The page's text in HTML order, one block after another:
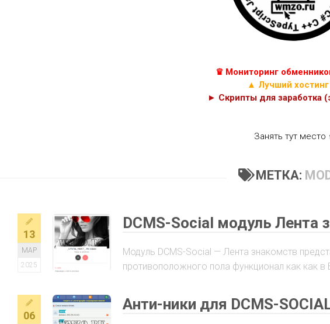
ИГР
СКРИПТЫ
♛ Мониторинг
▲ Лучший
► Скрипты для заработка
Занять тут место
МЕТКА:
13
МАР
2025
DCMS-Social модуль Лента
Модуль DCMS-Social — Лента знакомств
противоположного пола функционал как как в
06
Анти-ники для DCMS-